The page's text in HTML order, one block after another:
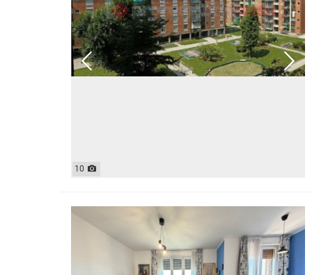
MANSARDE
VILLE
STANZE
RUSTICI E CASALI
10